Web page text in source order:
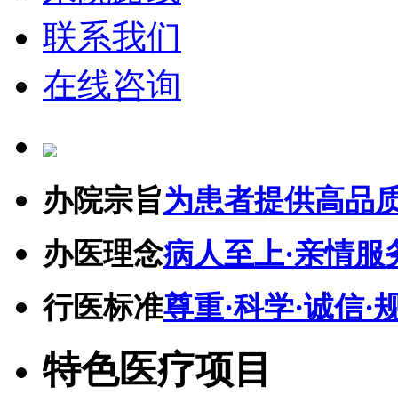
联系我们
在线咨询
办院宗旨为患者提供高品
办医理念病人至上·亲情服
行医标准尊重·科学·诚信·
特色医疗项目